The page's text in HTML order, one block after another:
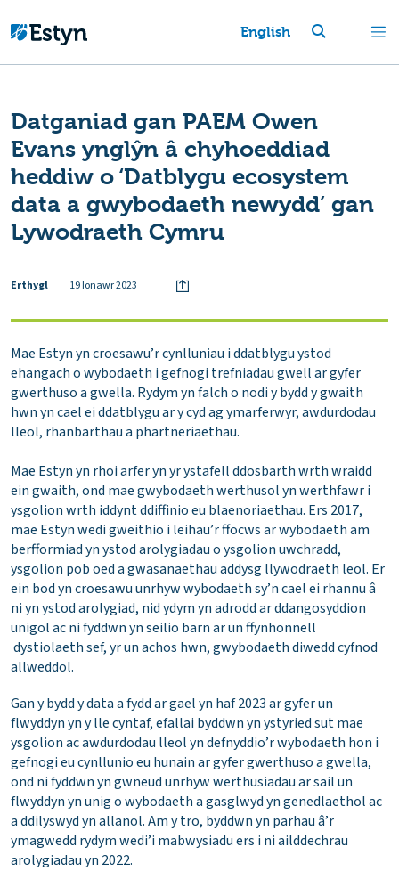
English
Datganiad gan PAEM Owen
Evans ynglŷn â chyhoeddiad
heddiw o ‘Datblygu ecosystem
data a gwybodaeth newydd’ gan
Lywodraeth Cymru
Erthygl 19 Ionawr 2023
Mae Estyn yn croesawu’r cynlluniau i ddatblygu ystod
ehangach o wybodaeth i gefnogi trefniadau gwell ar gyfer
gwerthuso a gwella. Rydym yn falch o nodi y bydd y gwaith
hwn yn cael ei ddatblygu ar y cyd ag ymarferwyr, awdurdodau
lleol, rhanbarthau a phartneriaethau.
Mae Estyn yn rhoi arfer yn yr ystafell ddosbarth wrth wraidd
ein gwaith, ond mae gwybodaeth werthusol yn werthfawr i
ysgolion wrth iddynt ddiffinio eu blaenoriaethau. Ers 2017,
mae Estyn wedi gweithio i leihau’r ffocws ar wybodaeth am
berfformiad yn ystod arolygiadau o ysgolion uwchradd,
ysgolion pob oed a gwasanaethau addysg llywodraeth leol. Er
ein bod yn croesawu unrhyw wybodaeth sy’n cael ei rhannu â
ni yn ystod arolygiad, nid ydym yn adrodd ar ddangosyddion
unigol ac ni fyddwn yn seilio barn ar un ffynhonnell
dystiolaeth sef, yr un achos hwn, gwybodaeth diwedd cyfnod
allweddol.
Gan y bydd y data a fydd ar gael yn haf 2023 ar gyfer un
flwyddyn yn y lle cyntaf, efallai byddwn yn ystyried sut mae
ysgolion ac awdurdodau lleol yn defnyddio’r wybodaeth hon i
gefnogi eu cynllunio eu hunain ar gyfer gwerthuso a gwella,
ond ni fyddwn yn gwneud unrhyw werthusiadau ar sail un
flwyddyn yn unig o wybodaeth a gasglwyd yn genedlaethol ac
a ddilyswyd yn allanol. Am y tro, byddwn yn parhau â’r
ymagwedd rydym wedi’i mabwysiadu ers i ni ailddechrau
arolygiadau yn 2022.